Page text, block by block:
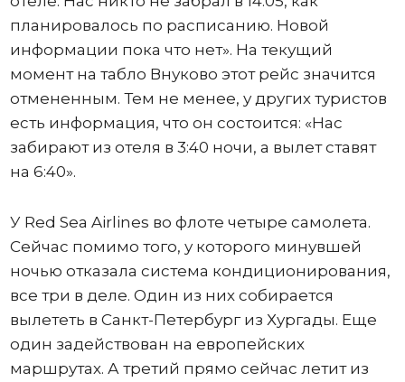
планировалось по расписанию. Новой
информации пока что нет». На текущий
момент на табло Внуково этот рейс значится
отмененным. Тем не менее, у других туристов
есть информация, что он состоится: «Нас
забирают из отеля в 3:40 ночи, а вылет ставят
на 6:40».
У Red Sea Airlines во флоте четыре самолета.
Сейчас помимо того, у которого минувшей
ночью отказала система кондиционирования,
все три в деле. Один из них собирается
вылететь в Санкт-Петербург из Хургады. Еще
один задействован на европейских
маршрутах. А третий прямо сейчас летит из